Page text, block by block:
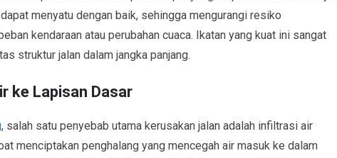
menyatu dengan baik, sehingga mengurangi resiko
kendaraan atau perubahan cuaca. Ikatan yang kuat ini sangat
struktur jalan dalam jangka panjang.
ke Lapisan Dasar
, salah satu penyebab utama kerusakan jalan adalah infiltrasi air
menciptakan penghalang yang mencegah air masuk ke dalam